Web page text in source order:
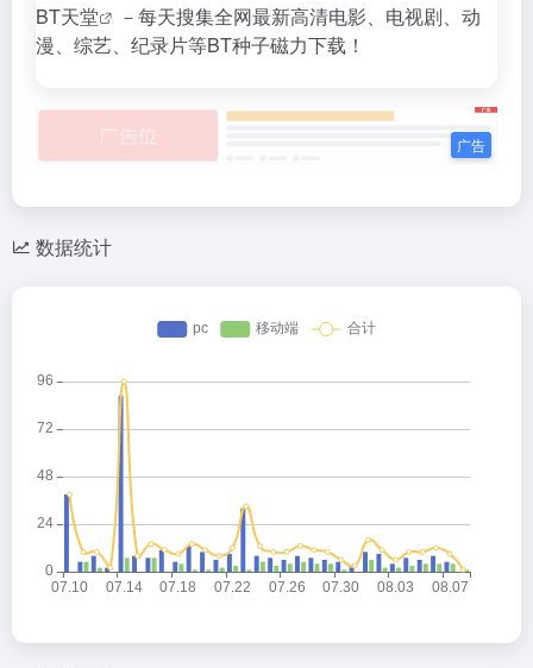
BT天堂
－每天搜集全网最新高清电影、电视剧、动
漫、综艺、纪录片等BT种子磁力下载！
数据统计